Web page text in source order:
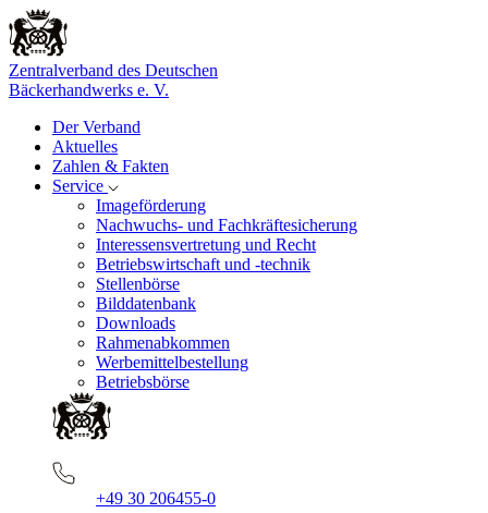
Zentralverband des Deutschen
Bäckerhandwerks e. V.
Der Verband
Aktuelles
Zahlen & Fakten
Service
Imageförderung
Nachwuchs- und Fachkräftesicherung
Interessensvertretung und Recht
Betriebswirtschaft und -technik
Stellenbörse
Bilddatenbank
Downloads
Rahmenabkommen
Werbemittelbestellung
Betriebsbörse
+49 30 206455-0